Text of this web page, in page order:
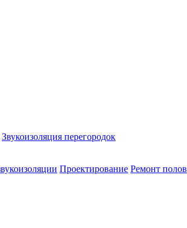
Звукоизоляция перегородок
Проектирование Ремонт полов